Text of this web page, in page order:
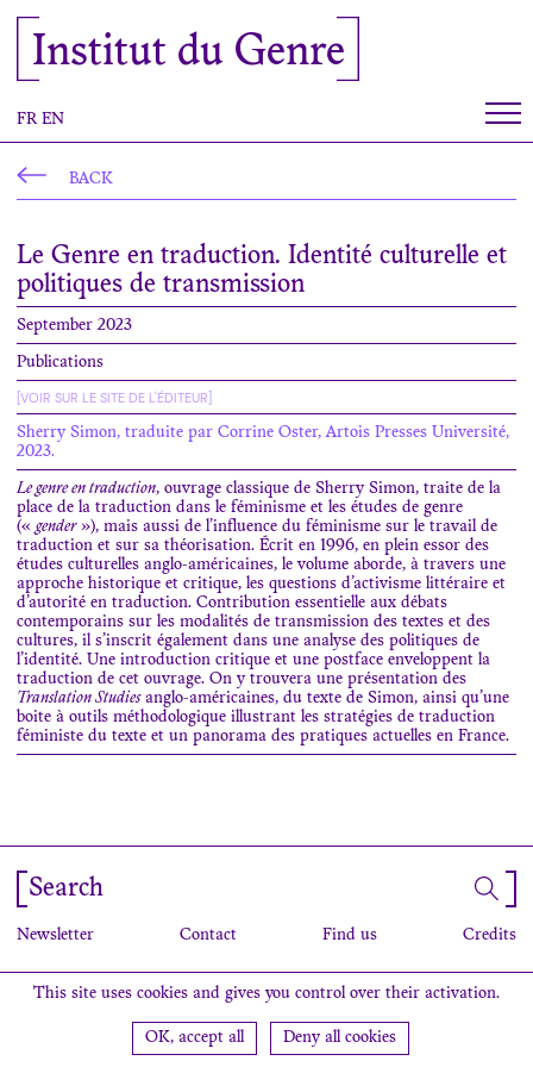
Institut du Genre
FR EN
BACK
Le Genre en traduction. Identité culturelle et
politiques de transmission
September 2023
Publications
[VOIR SUR LE SITE DE L'ÉDITEUR]
Sherry Simon, traduite par Corrine Oster, Artois Presses Université,
2023.
Le genre en traduction, ouvrage classique de Sherry Simon, traite de la
place de la traduction dans le féminisme et les études de genre
(«gender»), mais aussi de l’influence du féminisme sur le travail de
traduction et sur sa théorisation. Écrit en 1996, en plein essor des
études culturelles anglo-américaines, le volume aborde, à travers une
approche historique et critique, les questions d’activisme littéraire et
d’autorité en traduction. Contribution essentielle aux débats
contemporains sur les modalités de transmission des textes et des
cultures, il s’inscrit également dans une analyse des politiques de
l’identité. Une introduction critique et une postface enveloppent la
traduction de cet ouvrage. On y trouvera une présentation des
Translation Studiesanglo-américaines, du texte de Simon, ainsi qu’une
boite à outils méthodologique illustrant les stratégies de traduction
féministe du texte et un panorama des pratiques actuelles en France.
Search
Newsletter Contact Find us Credits
This site uses cookies and gives you control over their activation.
OK, accept all Deny all cookies